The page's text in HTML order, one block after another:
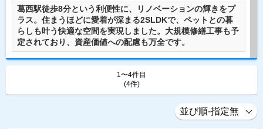
葛西駅徒歩8分という利便性に、リノベーションの輝きをプ
ラス。住まうほどに愛着が深まる2SLDKで、ペットとの暮
らしも叶う快適な空間を実現しました。大規模修繕工事も予
定されており、資産価値への配慮も万全です。
1〜4件目
(4件)